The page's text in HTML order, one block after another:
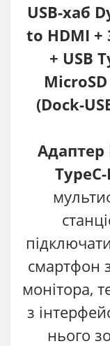
USB-хаб
to HDMI +
+ USB
(Dock-
Адаптер
смартфон
монітора,
з
нього